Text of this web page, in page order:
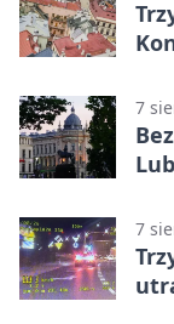
7
7